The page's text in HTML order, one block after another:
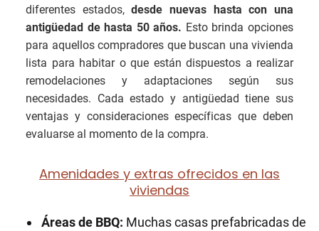
diferentes estados,desde nuevas hasta con una
antigüedad de hasta 50 años. Esto brinda opciones
para aquellos compradores que buscan una vivienda
lista para habitar o que están dispuestos a realizar
remodelaciones y adaptaciones según sus
necesidades. Cada estado y antigüedad tiene sus
ventajas y consideraciones específicas que deben
evaluarse al momento de la compra.
Amenidades y extras ofrecidos en las
viviendas
Áreas de BBQ: Muchas casas prefabricadas de